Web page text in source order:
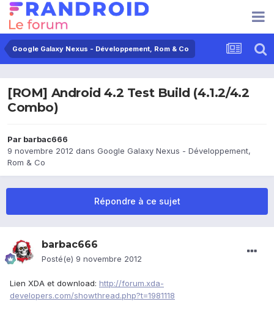
Google Galaxy Nexus - Développement, Rom & Co
[ROM] Android 4.2 Test Build (4.1.2/4.2
Combo)
Par barbac666
9 novembre 2012 dans Google Galaxy Nexus - Développement,
Rom & Co
Répondre à ce sujet
barbac666
Posté(e) 9 novembre 2012
Lien XDA et download: http://forum.xda-
developers.com/showthread.php?t=1981118